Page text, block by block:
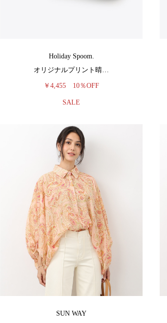
Holiday Spoom.
オリジナルプリント晴…
￥4,455 10％OFF
SALE
SUN WAY